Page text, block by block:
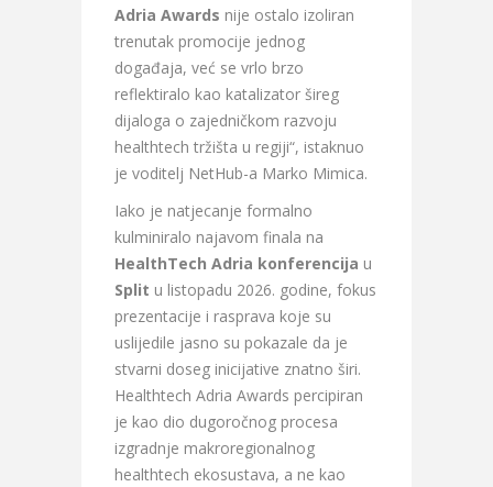
Adria Awards nije ostalo izoliran
trenutak promocije jednog
događaja, već se vrlo brzo
reflektiralo kao katalizator šireg
dijaloga o zajedničkom razvoju
healthtech tržišta u regiji“, istaknuo
je voditelj NetHub-a Marko Mimica.
Iako je natjecanje formalno
kulminiralo najavom finala na
HealthTech Adria konferencija u
Split u listopadu 2026. godine, fokus
prezentacije i rasprava koje su
uslijedile jasno su pokazale da je
stvarni doseg inicijative znatno širi.
Healthtech Adria Awards percipiran
je kao dio dugoročnog procesa
izgradnje makroregionalnog
healthtech ekosustava, a ne kao